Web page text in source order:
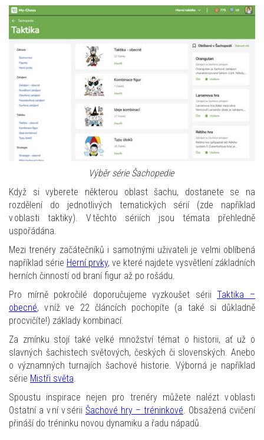
Výběr série Šachopedie
Když si vyberete některou oblast šachu, dostanete se na
rozdělení do jednotlivých tematických sérií (zde například
v oblasti taktiky). V těchto sériích jsou témata přehledně
uspořádána.
Mezi trenéry začátečníků i samotnými uživateli je velmi oblíbená
například série Herní prvky, ve které najdete vysvětlení základních
herních činností od braní figur až po rošádu.
Pro mírně pokročilé doporučujeme vyzkoušet sériiTaktika –
obecné, v níž ve 22 článcích pochopíte (a také si důkladně
procvičíte!) základy kombinací.
Za zmínku stojí také velké množství témat o historii, ať už o
slavných šachistech světových, českých či slovenských. Anebo
o významných turnajích šachové historie. Výborná je například
série Mistři světa.
Spoustu inspirace nejen pro trenéry můžete nalézt v oblasti
Ostatní a v ní v sérii Šachové hry – tréninkové. Obsažená cvičení
přináší do tréninku novou dynamiku a řadu nápadů.